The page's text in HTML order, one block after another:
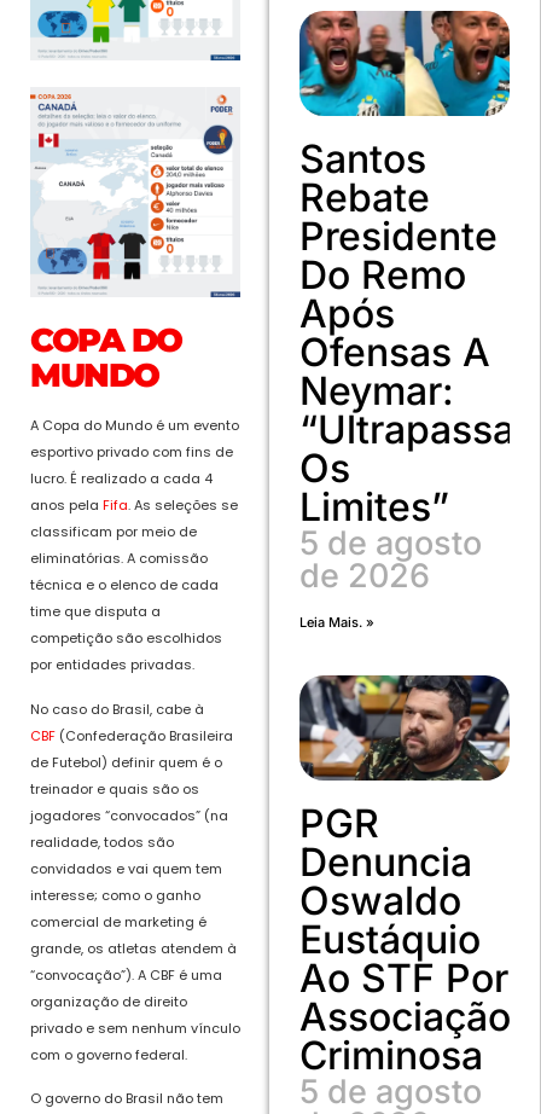
COPA DO
MUNDO
A Copa do Mundo é um evento
esportivo privado com fins de
lucro. É realizado a cada 4
anos pela Fifa. As seleções se
classificam por meio de
eliminatórias. A comissão
técnica e o elenco de cada
time que disputa a
competição são escolhidos
por entidades privadas.
No caso do Brasil, cabe à
CBF (Confederação Brasileira
de Futebol) definir quem é o
treinador e quais são os
jogadores “convocados” (na
realidade, todos são
convidados e vai quem tem
interesse; como o ganho
comercial de marketing é
grande, os atletas atendem à
“convocação”). A CBF é uma
organização de direito
privado e sem nenhum vínculo
com o governo federal.
O governo do Brasil não tem
Santos
Rebate
Presidente
Do Remo
Após
Ofensas A
Neymar:
Os
Limites”
5 de agosto
de 2026
Leia Mais. »
PGR
Denuncia
Oswaldo
Eustáquio
Ao STF Por
Associação
Criminosa
5 de agosto